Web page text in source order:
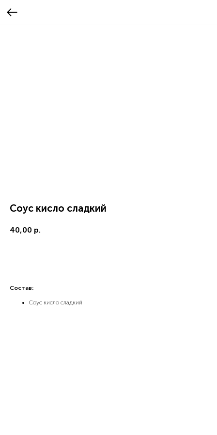
Соус кисло сладкий
40,00 р.
Состав:
Соус кисло сладкий